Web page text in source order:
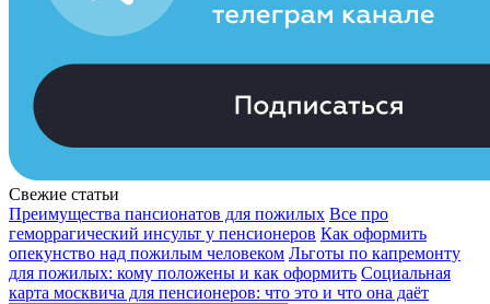
Свежие статьи
Преимущества пансионатов для пожилых Все про
геморрагический инсульт у пенсионеров Как оформить
опекунство над пожилым человеком Льготы по капремонту
для пожилых: кому положены и как оформить Социальная
карта москвича для пенсионеров: что это и что она даёт